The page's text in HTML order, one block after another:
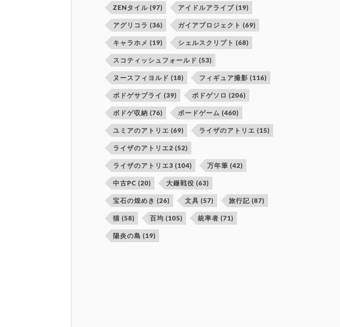
ZENタイル (97) アイドルアライブ (19)
アグリコラ (36) ガイアプロジェクト (69)
キャラホメ (19) シェルスクリプト (68)
スコティッシュフォールド (53)
ヌースフィヨルド (18) フィギュア撮影 (116)
ボドゲサプライ (39) ボドゲソロ (206)
ボドゲ収納 (76) ボードゲーム (460)
ユミアのアトリエ (69) ライザのアトリエ (15)
ライザのアトリエ2 (52)
ライザのアトリエ3 (104) 万年筆 (42)
中古PC (20) 大鎌戦役 (63)
宝石の煌めき (26) 文具 (57) 旅行記 (87)
猫 (58) 百均 (105) 統率者 (71)
陽炎の島 (19)